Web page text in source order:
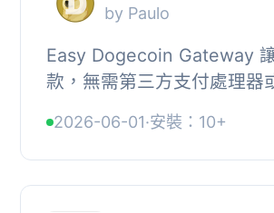
by Paulo
Easy Dogecoin Gateway
款，無需第三方支付處理器
錢包的 X...
2026-06-01·安裝：10+